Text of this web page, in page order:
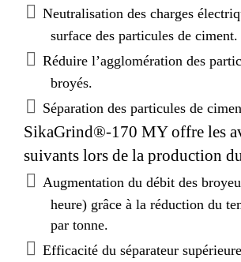
Neutralisation des charges
surface des particules de ciment.
Réduire l’agglomération des
broyés.
Séparation des particules de
SikaGrind®-170 MY offre les
suivants lors de la production
Augmentation du débit des
heure) grâce à la réduction du
par tonne.
Efficacité du séparateur